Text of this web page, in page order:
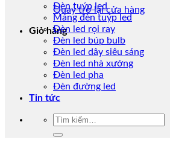
Quay trở lại cửa hàng
Giỏ hàng
Đèn tuýp led
Máng đèn tuýp led
Đèn led rọi ray
Đèn led búp bulb
Đèn led dây siêu sáng
Đèn led nhà xưởng
Đèn led pha
Đèn đường led
Tin tức
Tìm